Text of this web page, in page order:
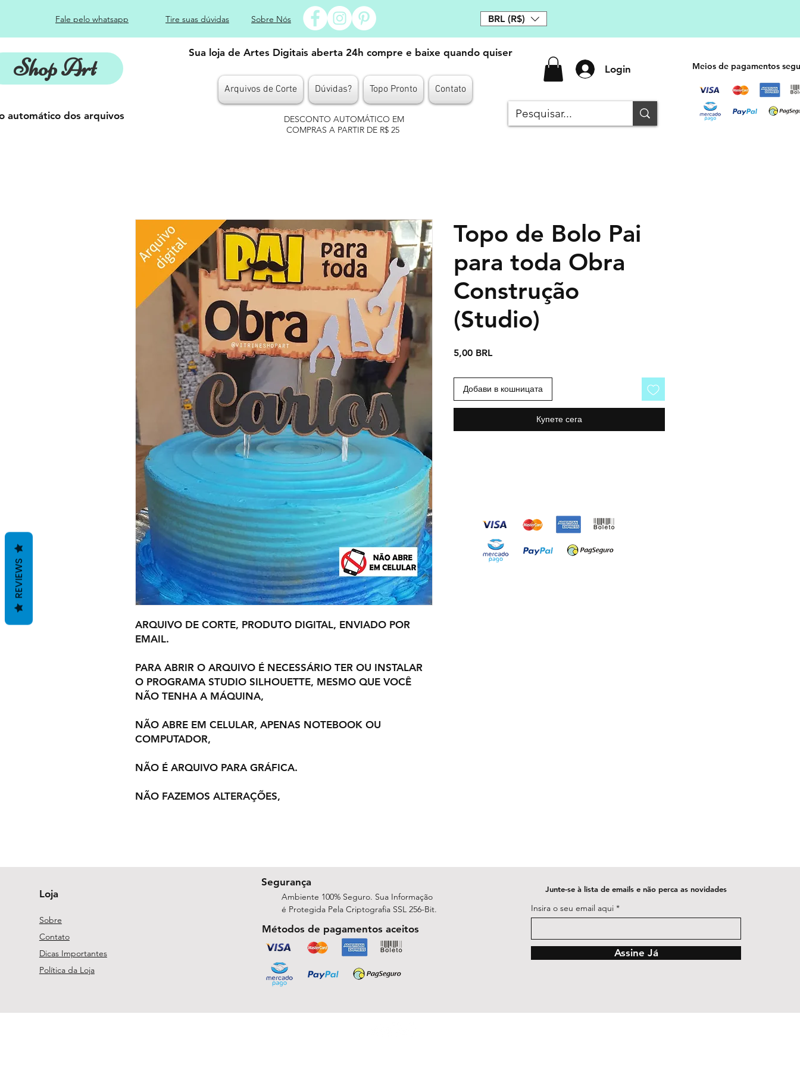
Fale pelo whatsapp Tire suas dúvidas Sobre Nós BRL (R$)
Shop Art
Sua loja de Artes Digitais aberta 24h compre e baixe quando quiser
Arquivos de Corte Dúvidas? Topo Pronto Contato
Login
automático dos arquivos
DESCONTO AUTOMÁTICO EM
COMPRAS A PARTIR DE R$ 25
Meios de pagamentos
ARQUIVO DE CORTE, PRODUTO DIGITAL, ENVIADO POR
EMAIL.
PARA ABRIR O ARQUIVO É NECESSÁRIO TER OU INSTALAR
O PROGRAMA STUDIO SILHOUETTE, MESMO QUE VOCÊ
NÃO TENHA A MÁQUINA,
NÃO ABRE EM CELULAR, APENAS NOTEBOOK OU
COMPUTADOR,
NÃO É ARQUIVO PARA GRÁFICA.
NÃO FAZEMOS ALTERAÇÕES,
Topo de Bolo Pai
para toda Obra
Construção
(Studio)
5,00 BRLЦена
Добави в кошницата
Купете сега
Loja
Sobre
Contato
Dicas Importantes
Política da Loja
Segurança
Ambiente 100% Seguro. Sua Informação
é Protegida Pela Criptografia SSL 256-Bit.
Métodos de pagamentos aceitos
Junte-se à lista de emails e não perca as novidades
Insira o seu email aqui
Assine Já
REVIEWS